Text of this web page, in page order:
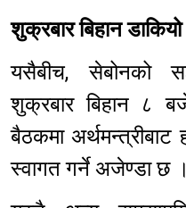
शुक्रबार बिहान
यसैबीच, सेबोनको
शुक्रबार बिहान ८
बैठकमा अर्थमन्त्रीबाट
स्वागत गर्ने अजेण्डा छ